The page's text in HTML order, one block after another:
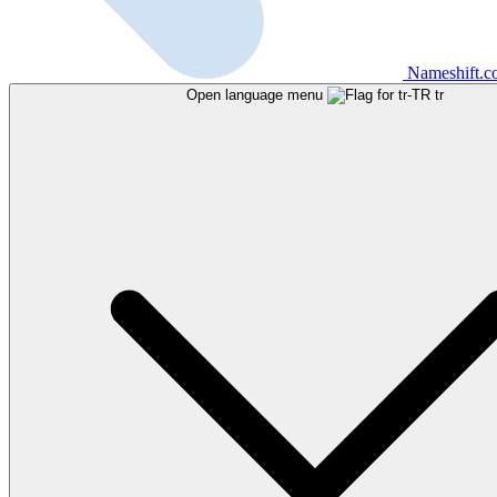
Open language menu tr